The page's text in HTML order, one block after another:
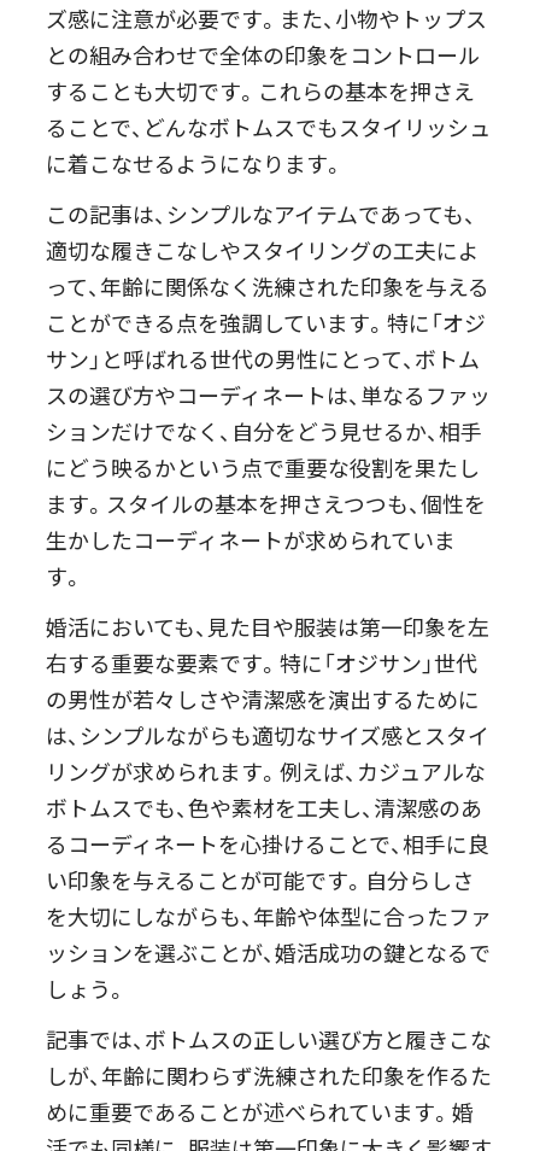
ズ感に注意が必要です。また、小物やトップス
との組み合わせで全体の印象をコントロール
することも大切です。これらの基本を押さえ
ることで、どんなボトムスでもスタイリッシュ
に着こなせるようになります。
この記事は、シンプルなアイテムであっても、
適切な履きこなしやスタイリングの工夫によ
って、年齢に関係なく洗練された印象を与える
ことができる点を強調しています。特に「オジ
サン」と呼ばれる世代の男性にとって、ボトム
スの選び方やコーディネートは、単なるファッ
ションだけでなく、自分をどう見せるか、相手
にどう映るかという点で重要な役割を果たし
ます。スタイルの基本を押さえつつも、個性を
生かしたコーディネートが求められていま
す。
婚活においても、見た目や服装は第一印象を左
右する重要な要素です。特に「オジサン」世代
の男性が若々しさや清潔感を演出するために
は、シンプルながらも適切なサイズ感とスタイ
リングが求められます。例えば、カジュアルな
ボトムスでも、色や素材を工夫し、清潔感のあ
るコーディネートを心掛けることで、相手に良
い印象を与えることが可能です。自分らしさ
を大切にしながらも、年齢や体型に合ったファ
ッションを選ぶことが、婚活成功の鍵となるで
しょう。
記事では、ボトムスの正しい選び方と履きこな
しが、年齢に関わらず洗練された印象を作るた
めに重要であることが述べられています。婚